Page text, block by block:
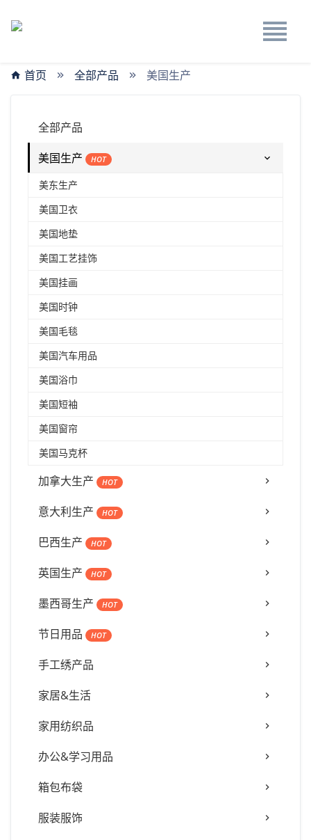
首页 全部产品 美国生产
全部产品
美国生产
HOT
美东生产
美国卫衣
美国地垫
美国工艺挂饰
美国挂画
美国时钟
美国毛毯
美国汽车用品
美国浴巾
美国短袖
美国窗帘
美国马克杯
加拿大生产 HOT
意大利生产 HOT
巴西生产 HOT
英国生产 HOT
墨西哥生产 HOT
节日用品 HOT
手工绣产品
家居&生活
家用纺织品
办公&学习用品
箱包布袋
服装服饰